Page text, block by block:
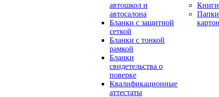
автошкол и
автосалона
Бланки с защитной
сеткой
Бланки с тонкой
рамкой
Бланки
свидетельства о
поверке
Квалификационные
аттестаты
Книги
Папки